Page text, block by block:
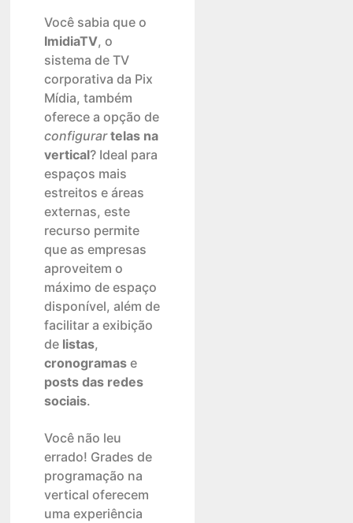
Você sabia que o
ImidiaTV, o
sistema de TV
corporativa da Pix
Mídia, também
oferece a opção de
configurartelas na
vertical? Ideal para
espaços mais
estreitos e áreas
externas, este
recurso permite
que as empresas
aproveitem o
máximo de espaço
disponível, além de
facilitar a exibição
de listas,
cronogramas e
posts das redes
sociais.
Você não leu
errado! Grades de
programação na
vertical oferecem
uma experiência